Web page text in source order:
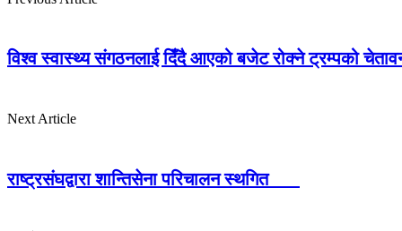
विश्व स्वास्थ्य संगठनलाई दिँदै आएको बजेट रोक्ने ट्रम्पको
Next Article
राष्ट्रसंघद्वारा शान्तिसेना परिचालन स्थगित